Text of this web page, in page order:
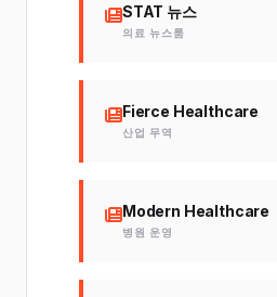
STAT 뉴스
의료 뉴스룸
Fierce Healthcare
산업 무역
Modern Healthcare
병원 운영